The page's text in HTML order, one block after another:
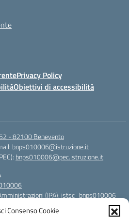
Consenso Cookie
Privacy Policy
Obiettivi di accessibilità
- 82100 Benevento
bnps010006@istruzione.it
bnps010006@pec.istruzione.it
(IPA): istsc_bnps010006